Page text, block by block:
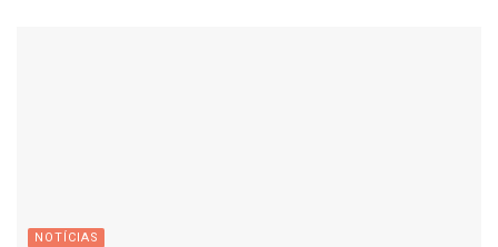
NOTÍCIAS